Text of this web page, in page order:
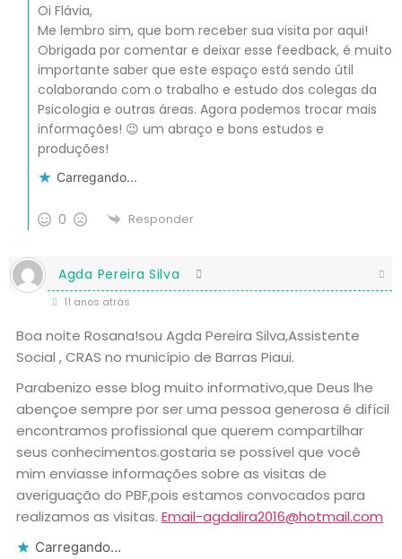
Oi Flávia,
Me lembro sim, que bom receber sua visita por aqui!
Obrigada por comentar e deixar esse feedback, é muito
importante saber que este espaço está sendo útil
colaborando com o trabalho e estudo dos colegas da
Psicologia e outras áreas. Agora podemos trocar mais
informações! 😉 um abraço e bons estudos e
produções!
Carregando...
0 Responder
Agda Pereira Silva
11 anos atrás
Boa noite Rosana!sou Agda Pereira Silva,Assistente
Social , CRAS no município de Barras Piaui.
Parabenizo esse blog muito informativo,que Deus lhe
abençoe sempre por ser uma pessoa generosa é difícil
encontramos profissional que querem compartilhar
seus conhecimentos.gostaria se possível que você
mim enviasse informações sobre as visitas de
averiguação do PBF,pois estamos convocados para
realizamos as visitas. Email-agdalira2016@hotmail.com
Carregando...